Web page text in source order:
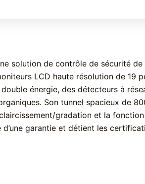
solution de contrôle de sécurité
LCD haute résolution de 19
énergie, des détecteurs à
Son tunnel spacieux de
gradation et la
garantie et détient les